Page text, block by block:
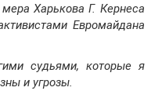
Харькова Г. Кернеса
Евромайдана
судьями, которые я
и угрозы.